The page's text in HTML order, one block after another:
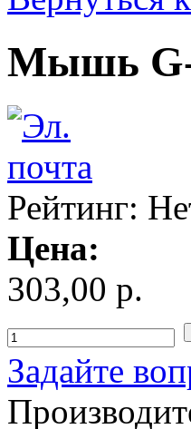
Impression
Intel
Kme
Lenovo
Logicfox
Logitech
Majesty
Maxxtro
Мышь G-
Рейтинг:
Цена:
303,00 р.
Задайте